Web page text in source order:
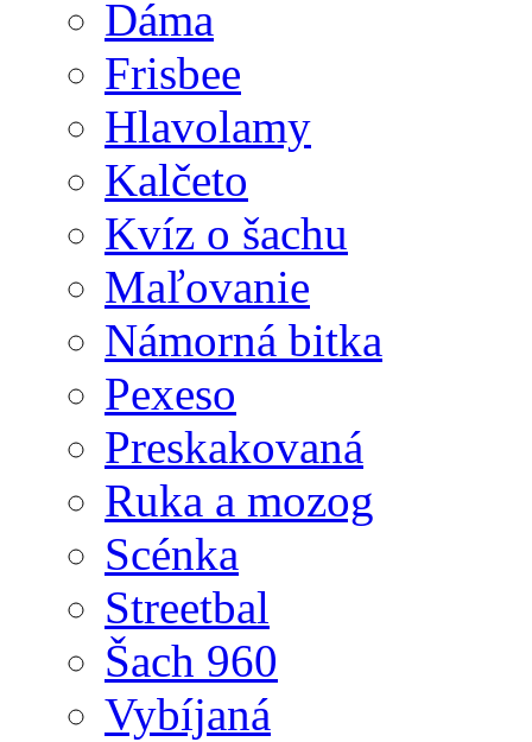
Dáma
Frisbee
Hlavolamy
Kalčeto
Kvíz o šachu
Maľovanie
Námorná bitka
Pexeso
Preskakovaná
Ruka a mozog
Scénka
Streetbal
Šach 960
Vybíjaná